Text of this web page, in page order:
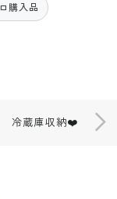
購入品
冷蔵庫収納❤️